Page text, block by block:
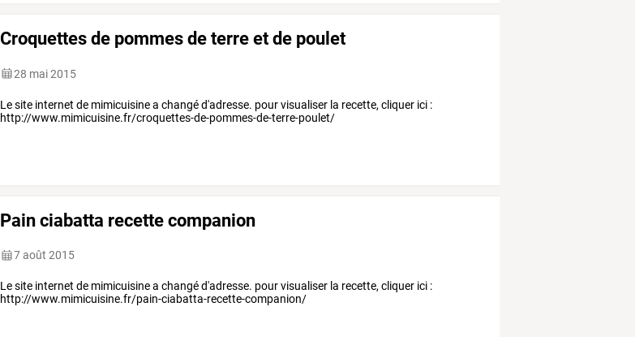
Croquettes de pommes de terre et de poulet
28 mai 2015
Le site internet de mimicuisine a changé d'adresse. pour visualiser la recette, cliquer ici :
http://www.mimicuisine.fr/croquettes-de-pommes-de-terre-poulet/
Pain ciabatta recette companion
7 août 2015
Le site internet de mimicuisine a changé d'adresse. pour visualiser la recette, cliquer ici :
http://www.mimicuisine.fr/pain-ciabatta-recette-companion/